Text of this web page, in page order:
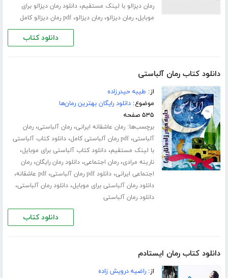
رمان دیزالو با لینک مستقیم،دانلود رمان دیزالو برای
موبایل،رمان دیزالو،رمان دیزالو،pdf رمان دیزالو کامل
دانلود کتاب
دانلود کتاب رمان آلباستی
از: طیبه حیدرزاده
موضوع:دانلود رایگان بهترین رمان‌ها
۵۳۵ صفحه
برچسب‌ها:رمان عاشقانه ایرانی،رمان آلباستی،رمان
آلباستی،pdf رمان آلباستی کامل ،دانلود کتاب آلباستی
با لینک مستقیم،دانلود کتاب آلباستی برای موبایل،
نارینه مرادی،رمان اجتماعی،دانلود رمان رایگان،رمان
اجتماعی ایرانی،دانلود pdf رمان آلباستی ،pdf عاشقانه ،
دانلود رمان آلباستی برای موبایل،دانلود رمان آلباستی،
دانلود رمان آلباستی
دانلود کتاب
دانلود کتاب رمان ایستادم
از:راضیه درویش زاده